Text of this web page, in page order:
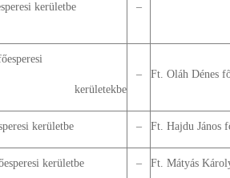
kerületbe –
kerületekbe
– Ft. Oláh Dénes
kerületbe – Ft. Hajdu János
kerületbe – Ft. Mátyás